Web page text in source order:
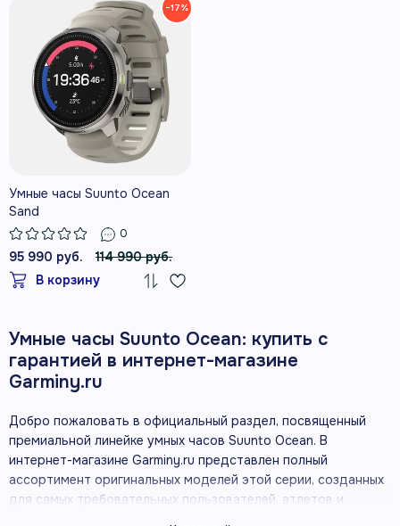
−17%
Умные часы Suunto Ocean
Sand
0
95 990 руб.
114 990 руб.
В корзину
Умные часы Suunto Ocean: купить с
гарантией в интернет-магазине
Garminy.ru
Добро пожаловать в официальный раздел, посвященный
премиальной линейке умных часов Suunto Ocean. В
интернет-магазине Garminy.ru представлен полный
ассортимент оригинальных моделей этой серии, созданных
для самых требовательных пользователей, атлетов и